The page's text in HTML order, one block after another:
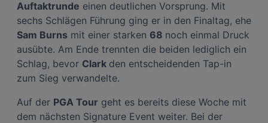
Auftaktrunde einen deutlichen Vorsprung. Mit
sechs Schlägen Führung ging er in den Finaltag, ehe
Sam Burns mit einer starken 68 noch einmal Druck
ausübte. Am Ende trennten die beiden lediglich ein
Schlag, bevor Clark den entscheidenden Tap-in
zum Sieg verwandelte.
Auf der PGA Tour geht es bereits diese Woche mit
dem nächsten Signature Event weiter. Bei der
und der Performance von Inhalten, Zielgruppenforschung sowie Entwicklung
und Verbesserung von Angeboten.
Liste der Partner (Lieferanten)